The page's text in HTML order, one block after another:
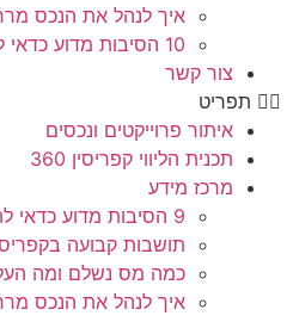
איך לנהל את הנכס
10 הסיבות מדוע כדאי להשקיע בדירה חדשה בחו”ל בשלב הפריסייל
צור קשר
תפריט
איתור פרוייקטים ונכסים
תכנית הליווי קפריסין 360
מרכז מידע
9 הסיבות מדוע כדאי להשקיע בקפריסין
תושבות קבועה
כמה מס נשלם ומה
איך לנהל את הנכס